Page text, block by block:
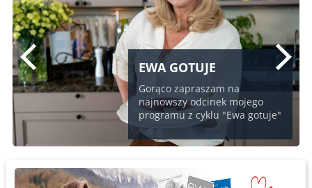
EWA GOTUJE
Gorąco zapraszam na
najnowszy odcinek mojego
programu z cyklu "Ewa gotuje"